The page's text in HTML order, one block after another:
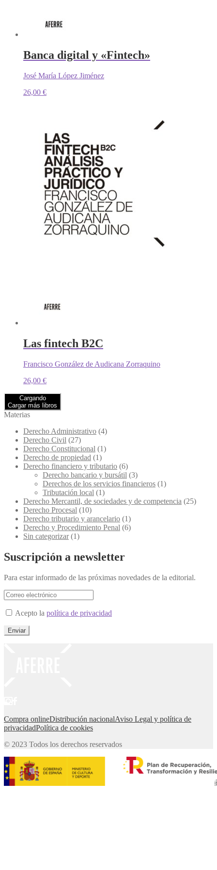
Banca digital y «Fintech»
José María López Jiménez
26,00 €
Las fintech B2C
Francisco González de Audicana Zorraquino
26,00 €
Cargando
Cargar más libros
Materias
Derecho Administrativo (4)
Derecho Civil (27)
Derecho Constitucional (1)
Derecho de propiedad (1)
Derecho financiero y tributario (6)
Derecho bancario y bursátil (3)
Derechos de los servicios financieros (1)
Tributación local (1)
Derecho Mercantil, de sociedades y de competencia (25)
Derecho Procesal (10)
Derecho tributario y arancelario (1)
Derecho y Procedimiento Penal (6)
Sin categorizar (1)
Suscripción a newsletter
Para estar informado de las próximas novedades de la editorial.
Acepto la política de privacidad
Compra onlineDistribución nacionalAviso Legal y política de
privacidadPolítica de cookies
© 2023 Todos los derechos reservados